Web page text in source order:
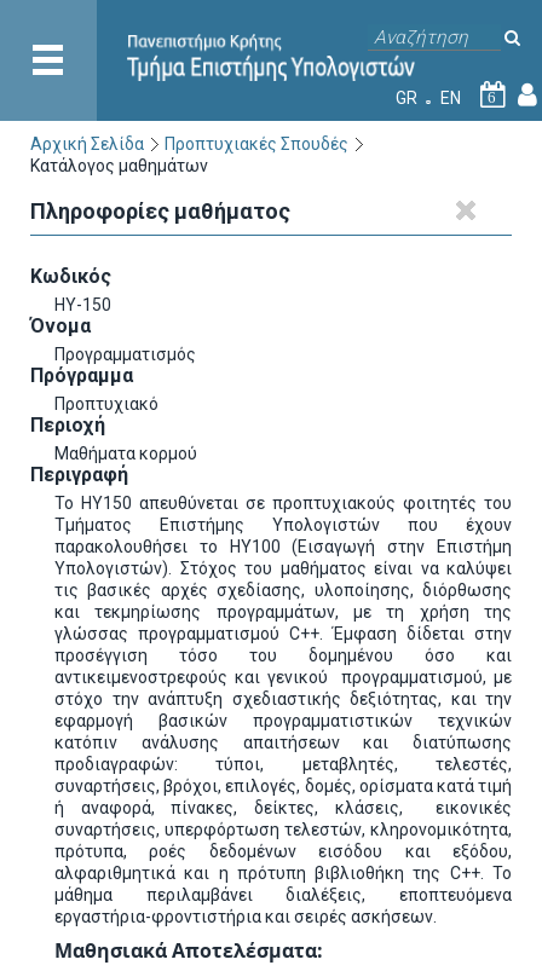
GR EN 6
Αρχική Σελίδα
Προπτυχιακές Σπουδές
Κατάλογος μαθημάτων
Πληροφορίες μαθήματος
Κωδικός
HY-150
Όνομα
Προγραμματισμός
Πρόγραμμα
Προπτυχιακό
Περιοχή
Μαθήματα κορμού
Περιγραφή
Το ΗΥ150 απευθύνεται σε προπτυχιακούς φοιτητές του
Τμήματος Επιστήμης Υπολογιστών που έχουν
παρακολουθήσει το ΗΥ100 (Εισαγωγή στην Επιστήμη
Υπολογιστών). Στόχος του μαθήματος είναι να καλύψει
τις βασικές αρχές σχεδίασης, υλοποίησης, διόρθωσης
και τεκμηρίωσης προγραμμάτων, με τη χρήση της
γλώσσας προγραμματισμού C++. Έμφαση δίδεται στην
προσέγγιση τόσο του δομημένου όσο και
αντικειμενοστρεφούς και γενικού προγραμματισμού, με
στόχο την ανάπτυξη σχεδιαστικής δεξιότητας, και την
εφαρμογή βασικών προγραμματιστικών τεχνικών
κατόπιν ανάλυσης απαιτήσεων και διατύπωσης
προδιαγραφών: τύποι, μεταβλητές, τελεστές,
συναρτήσεις, βρόχοι, επιλογές, δομές, ορίσματα κατά τιμή
ή αναφορά, πίνακες, δείκτες, κλάσεις, εικονικές
συναρτήσεις, υπερφόρτωση τελεστών, κληρονομικότητα,
πρότυπα, ροές δεδομένων εισόδου και εξόδου,
αλφαριθμητικά και η πρότυπη βιβλιοθήκη της C++. Το
μάθημα περιλαμβάνει διαλέξεις, εποπτευόμενα
εργαστήρια-φροντιστήρια και σειρές ασκήσεων.
Μαθησιακά Αποτελέσματα: